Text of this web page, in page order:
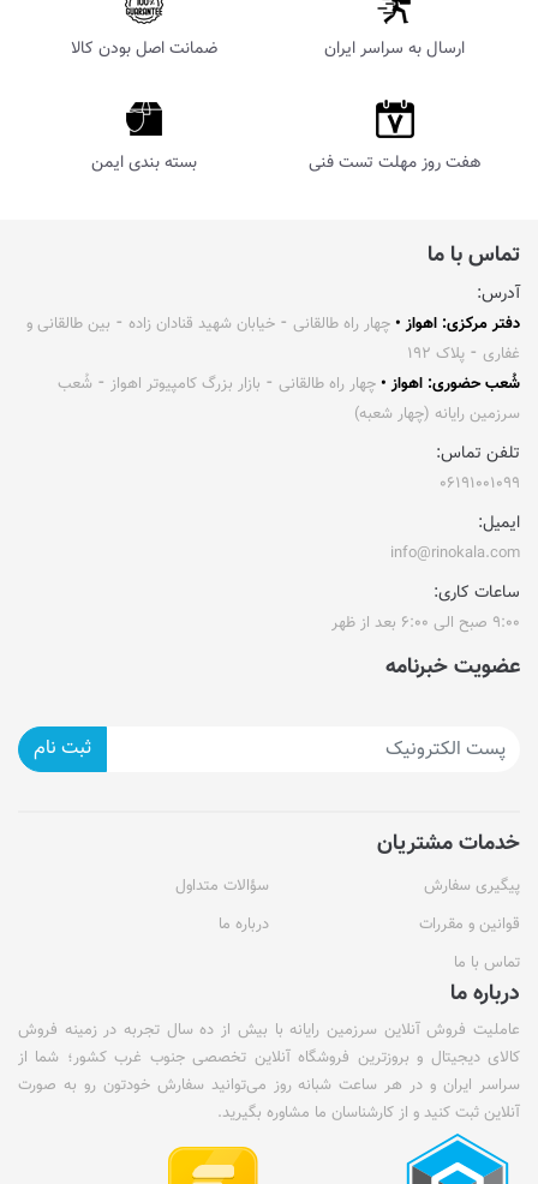
ارسال به سراسر ایران ضمانت اصل بودن کالا
هفت روز مهلت تست فنی بسته بندی ایمن
تماس با ما
آدرس:
دفتر مرکزی: اهواز • چهار راه طالقانی ⁃ خیابان شهید قنادان زاده ⁃ بین طالقانی و
غفاری ⁃ پلاک ۱۹۲
شُعب حضوری: اهواز • چهار راه طالقانی ⁃ بازار بزرگ کامپیوتر اهواز ⁃ شُعب
سرزمین رایانه (چهار شعبه)
تلفن تماس:
۰۶۱۹۱۰۰۱۰۹۹
ایمیل:
info@rinokala.com
ساعات کاری:
۹:۰۰ صبح الی ۶:۰۰ بعد از ظهر
عضویت خبرنامه
ثبت نام
خدمات مشتریان
پیگیری سفارش
سؤالات متداول
قوانین و مقررات
درباره ما
تماس با ما
درباره ما
عاملیت فروش آنلاین سرزمین رایانه با بیش از ده سال تجربه در زمینه فروش
کالای دیجیتال و بروزترین فروشگاه آنلاین تخصصی جنوب غرب کشور؛ شما از
سراسر ایران و در هر ساعت شبانه روز می‌توانید سفارش خودتون رو به صورت
آنلاین ثبت کنید و از کارشناسان ما مشاوره بگیرید.